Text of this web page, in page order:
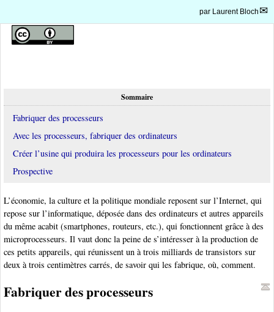
par Laurent Bloch
Sommaire
Fabriquer des processeurs
Avec les processeurs, fabriquer des ordinateurs
Créer l’usine qui produira les processeurs pour les ordinateurs
Prospective
L’économie, la culture et la politique mondiale reposent sur l’Internet, qui
repose sur l’informatique, déposée dans des ordinateurs et autres appareils
du même acabit (smartphones, routeurs, etc.), qui fonctionnent grâce à des
microprocesseurs. Il vaut donc la peine de s’intéresser à la production de
ces petits appareils, qui réunissent un à trois milliards de transistors sur
deux à trois centimètres carrés, de savoir qui les fabrique, où, comment.
Fabriquer des processeurs